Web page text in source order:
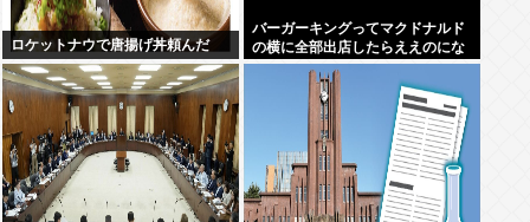
ロケットナウで唐揚げ丼頼んだ
バーガーキングってマクドナルド
の横に全部出店したらええのにな